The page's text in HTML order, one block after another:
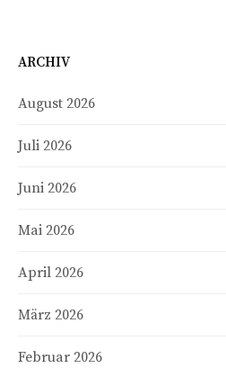
ARCHIV
August 2026
Juli 2026
Juni 2026
Mai 2026
April 2026
März 2026
Februar 2026